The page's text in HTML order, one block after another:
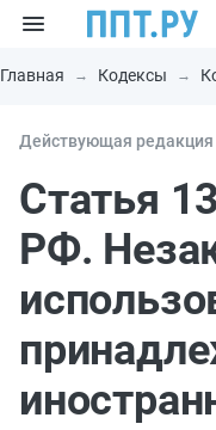
Главная Кодексы
Действующая редакция
Статья
РФ.